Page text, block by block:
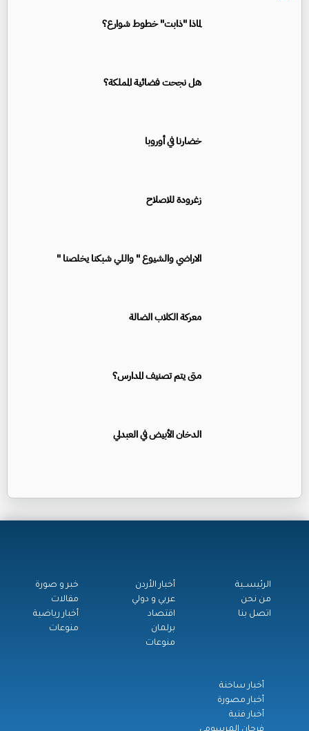
لماذا "ذابت" خطوط شوارع؟
هل نجحت فضائية المملكة؟
خضارنا في أوروبا
زغرودة للاصلاح
الاراضي والشيوع " واللي شبكنا يخلصنا "
معركة الكلاب الضالة
متى يتم تصنيف المدارس؟
الدخان الأبيض في العبدلي
الرئيســية
من نحن
اتصل بنا
أخبار الأردن
عربي و دولي
اقتصاد
برلمان
منوعات
خبر و صورة
مقالات
أخبار رياضية
منوعات
أخبار ساخنة
أخبار مصورة
أخبار فنية